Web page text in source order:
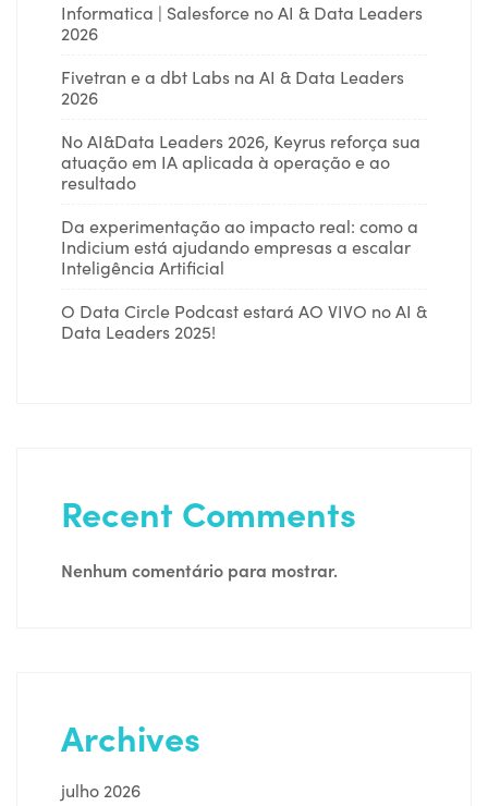
Informatica | Salesforce no AI & Data Leaders
2026
Fivetran e a dbt Labs na AI & Data Leaders
2026
No AI&Data Leaders 2026, Keyrus reforça sua
atuação em IA aplicada à operação e ao
resultado
Da experimentação ao impacto real: como a
Indicium está ajudando empresas a escalar
Inteligência Artificial
O Data Circle Podcast estará AO VIVO no AI &
Data Leaders 2025!
Recent Comments
Nenhum comentário para mostrar.
Archives
julho 2026